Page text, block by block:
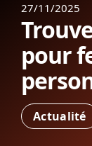
27/11/2025
pour
Actualité